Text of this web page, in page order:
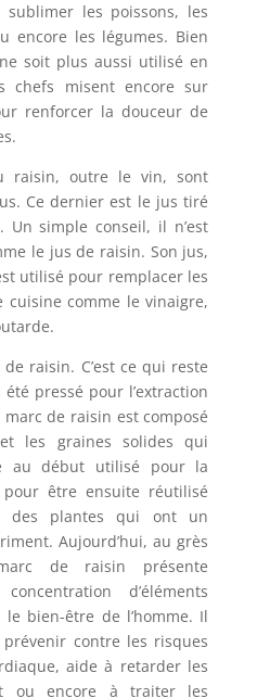
les poissons, les
encore les légumes. Bien
soit plus aussi utilisé en
chefs misent encore sur
renforcer la douceur de
raisin, outre le vin, sont
Ce dernier est le jus tiré
Un simple conseil, il n’est
le jus de raisin. Son jus,
utilisé pour remplacer les
comme le vinaigre,
raisin. C’est ce qui reste
pressé pour l’extraction
de raisin est composé
les graines solides qui
au début utilisé pour la
être ensuite réutilisé
des plantes qui ont un
Aujourd’hui, au grès
de raisin présente
d’éléments
bien-être de l’homme. Il
contre les risques
aide à retarder les
ou encore à traiter les